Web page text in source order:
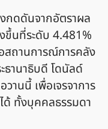
กดดันจากอัตราผล
นที่ระดับ 4.481%
ถานการณ์การคลัง
ธานาธิบดี โดนัลด์
านนี้ เพื่อเจรจาการ
ด้ ทั้งบุคคลธรรมดา